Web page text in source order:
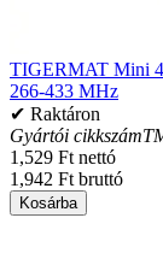
TIGERMAT Mini 4
266-433 MHz
✔ Raktáron
Gyártói cikkszám
1,529 Ft nettó
1,942 Ft bruttó
Kosárba